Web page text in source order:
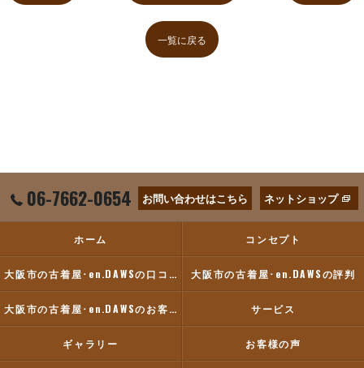
一覧に戻る
06-7662-0654 お問い合わせはこちら ネットショップ
ホーム コンセプト
大阪市の古着屋･en.DAWSの口コミ情報 大阪市の古着屋･en.DAWSの評判
大阪市の古着屋･en.DAWSのお客様の声 サービス
ギャラリー お客様の声